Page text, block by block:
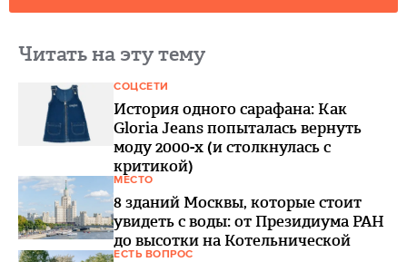
Читать на эту тему
СОЦСЕТИ
История одного сарафана: Как
Gloria Jeans попыталась вернуть
моду 2000-х (и столкнулась с
критикой)
МЕСТО
8 зданий Москвы, которые стоит
увидеть с воды: от Президиума РАН
до высотки на Котельнической
ЕСТЬ ВОПРОС